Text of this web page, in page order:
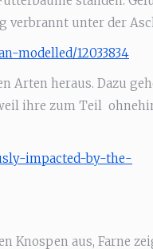
verbrannt unter der
modelled/12033834
Arten heraus. Dazu
ihre zum Teil
impacted-by-the-
Knospen aus, Farne